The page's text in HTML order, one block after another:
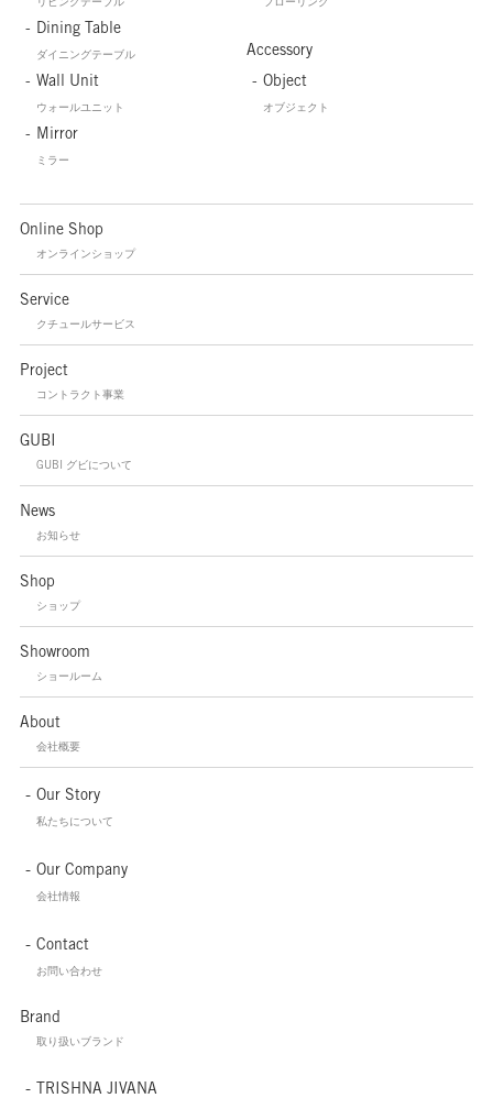
Dining Table
ダイニングテーブル
Wall Unit
ウォールユニット
Mirror
ミラー
Accessory
Object
オブジェクト
Online Shop
オンラインショップ
Service
クチュールサービス
Project
コントラクト事業
GUBI
GUBI グビについて
News
お知らせ
Shop
ショップ
Showroom
ショールーム
About
会社概要
Our Story
私たちについて
Our Company
会社情報
Contact
お問い合わせ
Brand
取り扱いブランド
TRISHNA JIVANA